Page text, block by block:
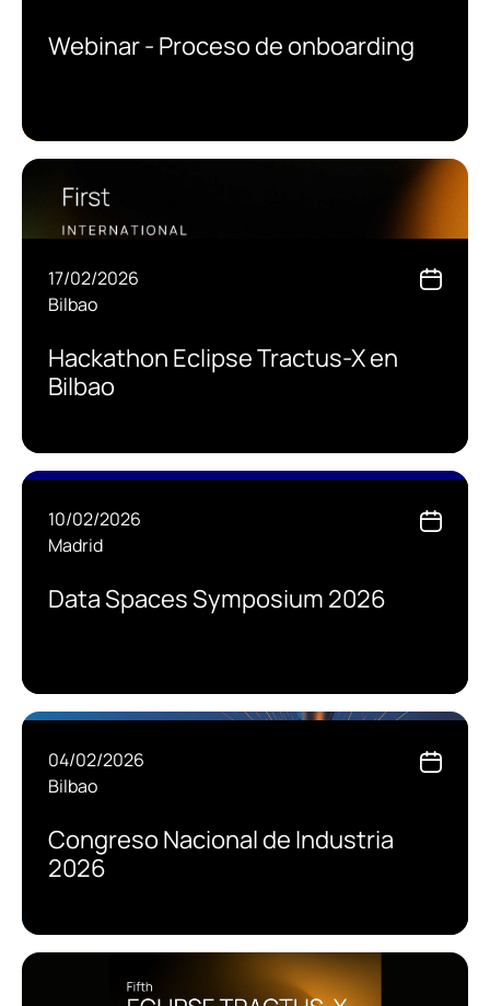
Webinar - Proceso de onboarding
17/02/2026
Bilbao
Hackathon Eclipse Tractus-X en
Bilbao
10/02/2026
Madrid
Data Spaces Symposium 2026
04/02/2026
Bilbao
Congreso Nacional de Industria
2026